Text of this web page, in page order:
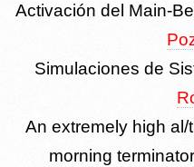
Activación del Main-
Simulaciones de
An extremely high
morning